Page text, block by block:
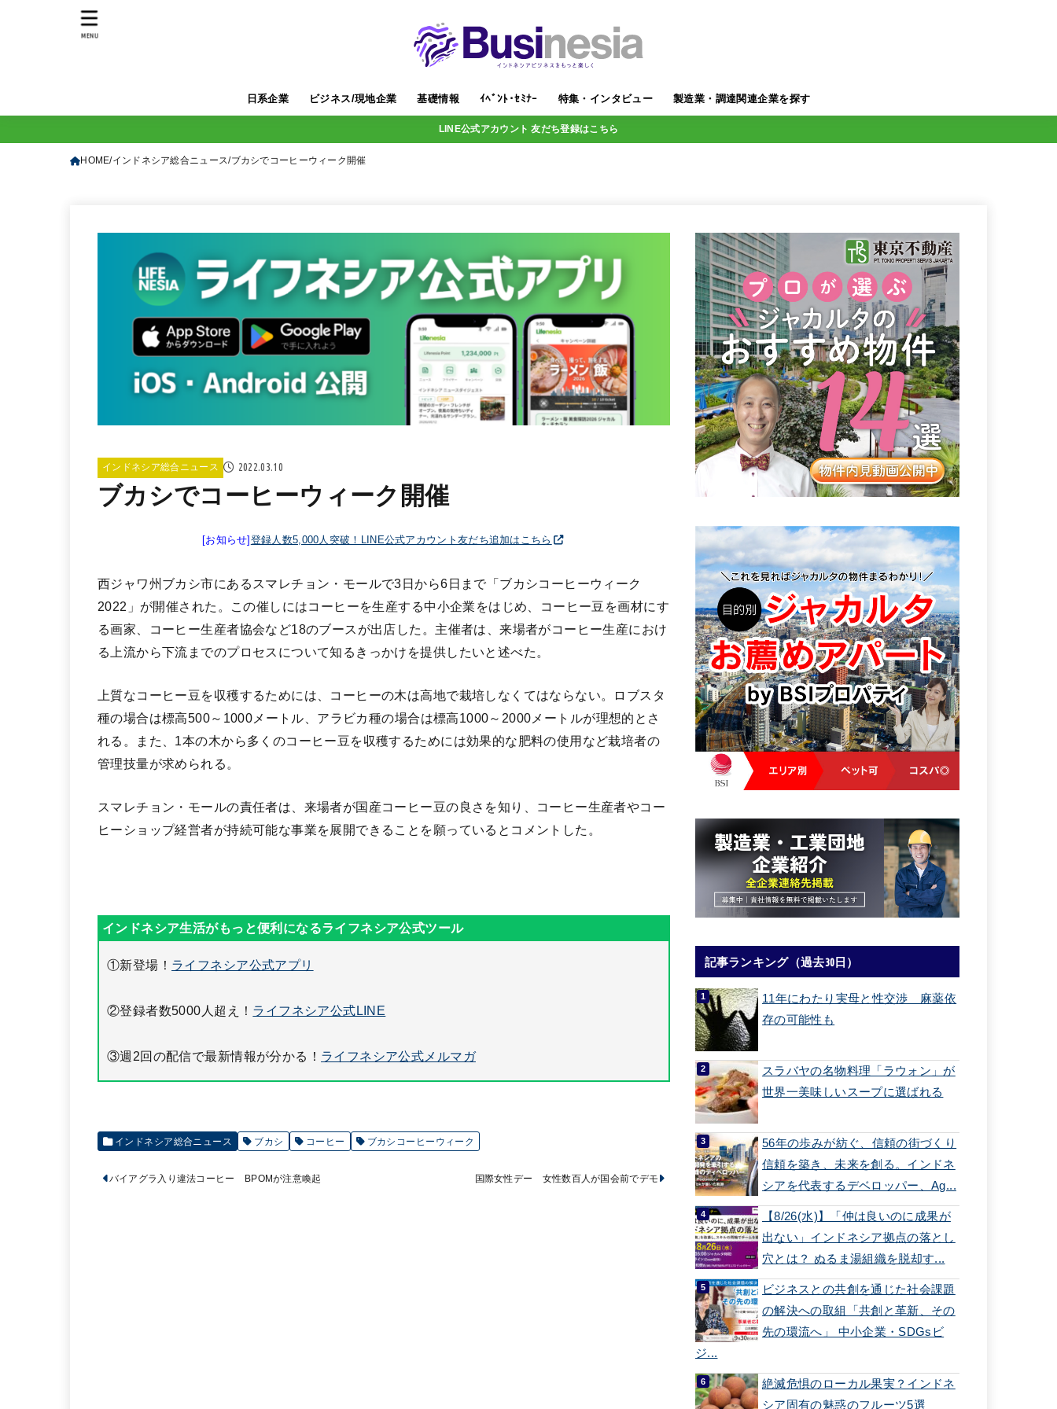
日系企業 ビジネス/現地企業 基礎情報 ｲﾍﾞﾝﾄ･ｾﾐﾅｰ 特集・インタビュー 製造業・調達関連企業を探す
MENU
LINE公式アカウント 友だち登録はこちら
HOME インドネシア総合ニュース ブカシでコーヒーウィーク開催
インドネシア総合ニュース 2022.03.10
ブカシでコーヒーウィーク開催
[お知らせ] 登録人数5,000人突破！LINE公式アカウント友だち追加はこちら
西ジャワ州ブカシ市にあるスマレチョン・モールで3日から6日まで「ブカシコーヒーウィーク
2022」が開催された。この催しにはコーヒーを生産する中小企業をはじめ、コーヒー豆を画材にす
る画家、コーヒー生産者協会など18のブースが出店した。主催者は、来場者がコーヒー生産におけ
る上流から下流までのプロセスについて知るきっかけを提供したいと述べた。
上質なコーヒー豆を収穫するためには、コーヒーの木は高地で栽培しなくてはならない。ロブスタ
種の場合は標高500～1000メートル、アラビカ種の場合は標高1000～2000メートルが理想的とさ
れる。また、1本の木から多くのコーヒー豆を収穫するためには効果的な肥料の使用など栽培者の
管理技量が求められる。
スマレチョン・モールの責任者は、来場者が国産コーヒー豆の良さを知り、コーヒー生産者やコー
ヒーショップ経営者が持続可能な事業を展開できることを願っているとコメントした。
①新登場！ ライフネシア公式アプリ
②登録者数5000人超え！ ライフネシア公式LINE
③週2回の配信で最新情報が分かる！ ライフネシア公式メルマガ
インドネシア総合ニュース ブカシ コーヒー ブカシコーヒーウィーク
バイアグラ入り違法コーヒー BPOMが注意喚起 国際女性デー 女性数百人が国会前でデモ
記事ランキング（過去30日）
11年にわたり実母と性交渉 麻薬依
存の可能性も
スラバヤの名物料理「ラウォン」が
世界一美味しいスープに選ばれる
56年の歩みが紡ぐ、信頼の街づくり
信頼を築き、未来を創る。インドネ
シアを代表するデベロッパー、Ag...
【8/26(水)】「仲は良いのに成果が
出ない」インドネシア拠点の落とし
穴とは？ ぬるま湯組織を脱却す...
ビジネスとの共創を通じた社会課題
の解決への取組「共創と革新、その
先の環流へ」 中小企業・SDGsビ
ジ...
絶滅危惧のローカル果実？インドネ
シア固有の魅惑のフルーツ5選